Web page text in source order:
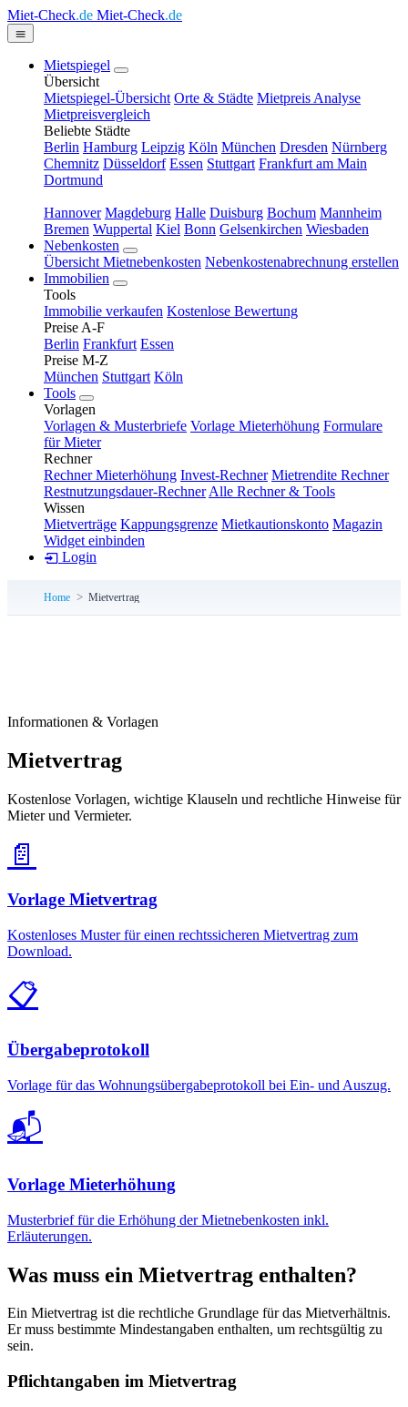
Miet-Check.de Miet-Check.de
Mietspiegel
Übersicht
Mietspiegel-Übersicht Orte & Städte Mietpreis Analyse
Mietpreisvergleich
Beliebte Städte
Berlin Hamburg Leipzig Köln München Dresden Nürnberg
Chemnitz Düsseldorf Essen Stuttgart Frankfurt am Main
Dortmund
Hannover Magdeburg Halle Duisburg Bochum Mannheim
Bremen Wuppertal Kiel Bonn Gelsenkirchen Wiesbaden
Nebenkosten
Übersicht Mietnebenkosten Nebenkostenabrechnung erstellen
Immobilien
Tools
Immobilie verkaufen Kostenlose Bewertung
Preise A-F
Berlin Frankfurt Essen
Preise M-Z
München Stuttgart Köln
Tools
Vorlagen
Vorlagen & Musterbriefe Vorlage Mieterhöhung Formulare
für Mieter
Rechner
Rechner Mieterhöhung Invest-Rechner Mietrendite Rechner
Restnutzungsdauer-Rechner Alle Rechner & Tools
Wissen
Mietverträge Kappungsgrenze Mietkautionskonto Magazin
Widget einbinden
Login
Home Mietvertrag
Informationen & Vorlagen
Mietvertrag
Kostenlose Vorlagen, wichtige Klauseln und rechtliche Hinweise für
Mieter und Vermieter.
📄
Vorlage Mietvertrag
Kostenloses Muster für einen rechtssicheren Mietvertrag zum
Download.
📋
Übergabeprotokoll
Vorlage für das Wohnungsübergabeprotokoll bei Ein- und Auszug.
📬
Vorlage Mieterhöhung
Musterbrief für die Erhöhung der Mietnebenkosten inkl.
Erläuterungen.
Was muss ein Mietvertrag enthalten?
Ein Mietvertrag ist die rechtliche Grundlage für das Mietverhältnis.
Er muss bestimmte Mindestangaben enthalten, um rechtsgültig zu
sein.
Pflichtangaben im Mietvertrag